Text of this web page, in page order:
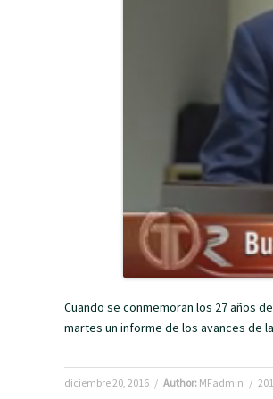
Cuando se conmemoran los 27 años
martes un informe de los avances de
diciembre 20, 2016 / Author: MFadmin /